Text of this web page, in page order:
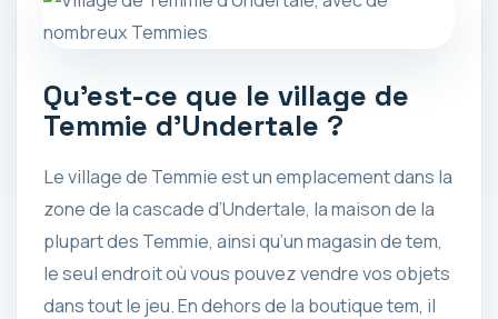
Qu’est-ce que le village de
Temmie d’Undertale ?
Le village de Temmie est un emplacement dans la
zone de la cascade d’Undertale, la maison de la
plupart des Temmie, ainsi qu’un magasin de tem,
le seul endroit où vous pouvez vendre vos objets
dans tout le jeu. En dehors de la boutique tem, il